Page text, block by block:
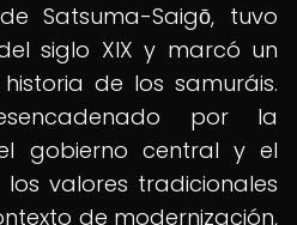
Satsuma-Saigō, tuvo
siglo XIX y marcó un
de los samuráis.
por la
gobierno central y el
valores tradicionales
de modernización,